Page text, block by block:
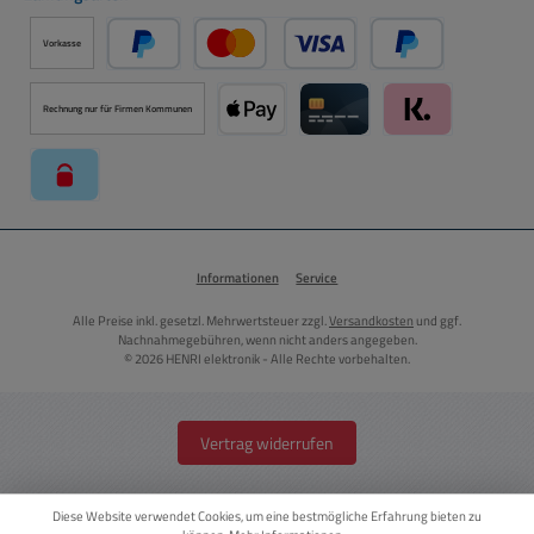
Vorkasse
PayPal Kredit- oder Debitkarte über PayPal
Später Bezahlen
Rechnung nur für Firmen Kommunen
Informationen Service
Alle Preise inkl. gesetzl. Mehrwertsteuer zzgl.Versandkosten und ggf.
Nachnahmegebühren, wenn nicht anders angegeben.
© 2026 HENRI elektronik - Alle Rechte vorbehalten.
Vertrag widerrufen
Diese Website verwendet Cookies, um eine bestmögliche Erfahrung bieten zu